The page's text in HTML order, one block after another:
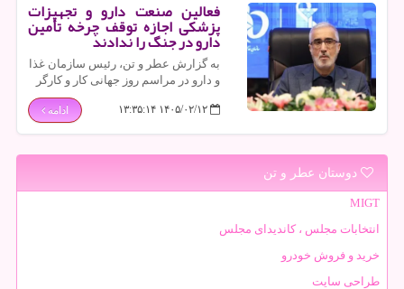
فعالین صنعت دارو و تجهیزات
پزشکی اجازه توقف چرخه تأمین
دارو در جنگ را ندادند
به گزارش عطر و تن، رئیس سازمان غذا
و دارو در مراسم روز جهانی کار و کارگر
با تقدیر از تلاشهای کارکنان صنعت دارو،
بر نقش حیاتی این حوزه در مدیریت
۱۴۰۵/۰۲/۱۲ ۱۳:۳۵:۱۴ ادامه
دوستان عطر و تن
MIGT
انتخابات مجلس ، کاندیدای مجلس
خرید و فروش خودرو
طراحی سایت